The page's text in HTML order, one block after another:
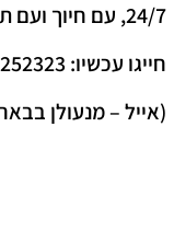
24/7, עם חיוך ועם תעודת יושר.
חייגו עכשיו: 052-9252323
(אייל – מנעולן